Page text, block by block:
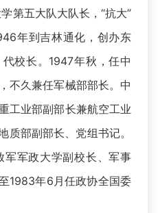
第五大队大队长，“抗大”
年到吉林通化，创办东
校长。1947年秋，任中
不久兼任军械部部长。中
工业部副部长兼航空工业
质部副部长、党组书记。
军军政大学副校长、军事
1983年6月任政协全国委